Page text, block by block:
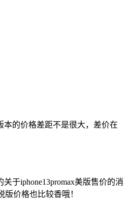
本的价格差距不是很大，差价在
于iphone13promax美版售价的消
价格也比较香哦！